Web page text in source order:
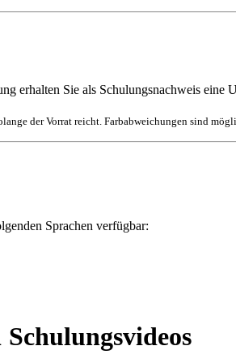
erhalten Sie als Schulungsnachweis
der Vorrat reicht. Farbabweichungen sind
Sprachen verfügbar: